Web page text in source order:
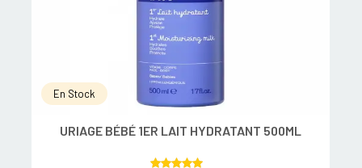
En Stock
URIAGE BÉBÉ 1ER LAIT HYDRATANT 500ML